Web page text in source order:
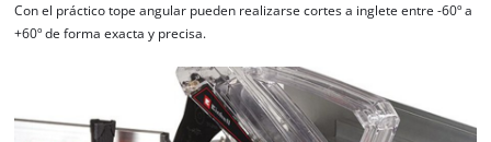
Con el práctico tope angular pueden realizarse cortes a inglete entre -60º a
+60º de forma exacta y precisa.